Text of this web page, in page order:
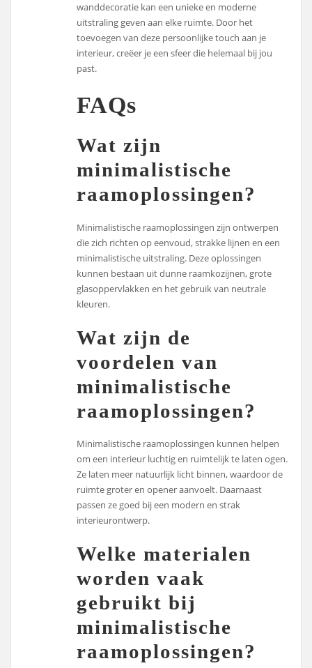
wanddecoratie kan een unieke en moderne
uitstraling geven aan elke ruimte. Door het
toevoegen van deze persoonlijke touch aan je
interieur, creëer je een sfeer die helemaal bij jou
past.
FAQs
Wat zijn
minimalistische
raamoplossingen?
Minimalistische raamoplossingen zijn ontwerpen
die zich richten op eenvoud, strakke lijnen en een
minimalistische uitstraling. Deze oplossingen
kunnen bestaan uit dunne raamkozijnen, grote
glasoppervlakken en het gebruik van neutrale
kleuren.
Wat zijn de
voordelen van
minimalistische
raamoplossingen?
Minimalistische raamoplossingen kunnen helpen
om een interieur luchtig en ruimtelijk te laten ogen.
Ze laten meer natuurlijk licht binnen, waardoor de
ruimte groter en opener aanvoelt. Daarnaast
passen ze goed bij een modern en strak
interieurontwerp.
Welke materialen
worden vaak
gebruikt bij
minimalistische
raamoplossingen?